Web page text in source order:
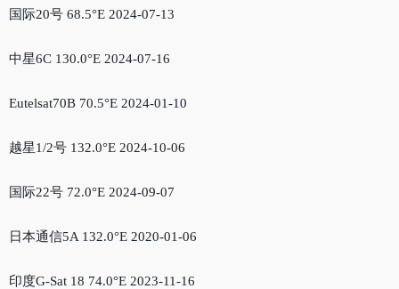
国际20号 68.5°E 2024-07-13
中星6C 130.0°E 2024-07-16
Eutelsat70B 70.5°E 2024-01-10
越星1/2号 132.0°E 2024-10-06
国际22号 72.0°E 2024-09-07
日本通信5A 132.0°E 2020-01-06
印度G-Sat 18 74.0°E 2023-11-16